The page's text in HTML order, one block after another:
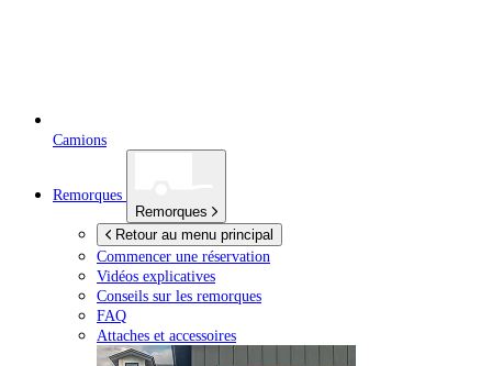
Camions
Remorques
Remorques
Retour au menu principal
Commencer une réservation
Vidéos explicatives
Conseils sur les remorques
FAQ
Attaches et accessoires